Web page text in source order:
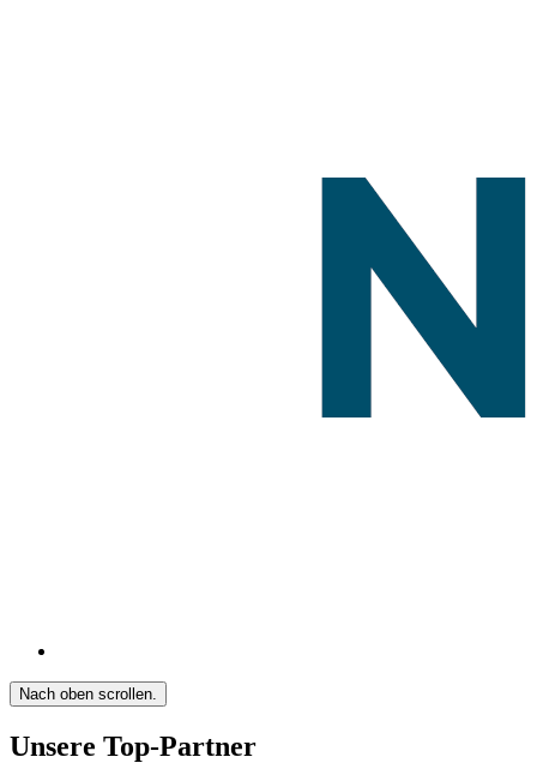
Nach oben scrollen.
Unsere Top-Partner